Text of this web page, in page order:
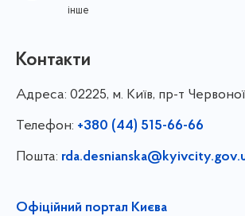
інше
Контакти
Адреса: 02225, м. Київ, пр-т
Телефон: +380 (44) 515-66-66
Пошта:
Офіційний портал Києва